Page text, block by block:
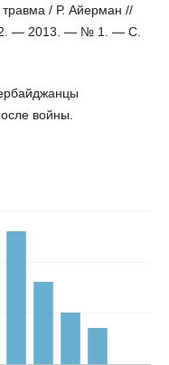
/ Р. Айерман //
— 2013. — № 1. — С.
войны.